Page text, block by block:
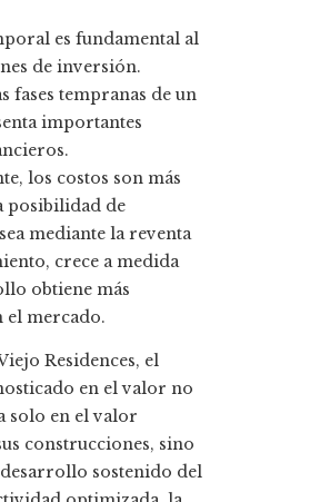
es fundamental al
de inversión.
fases tempranas de un
importantes
los costos son más
posibilidad de
mediante la reventa
crece a medida
obtiene más
el mercado.
Residences, el
en el valor no
solo en el valor
construcciones, sino
sostenido del